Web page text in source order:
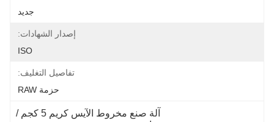
جديد
إصدار الشهادات:
ISO
تفاصيل التغليف:
حزمة RAW
آلة صنع مخروط الآيس كريم 5 كجم /